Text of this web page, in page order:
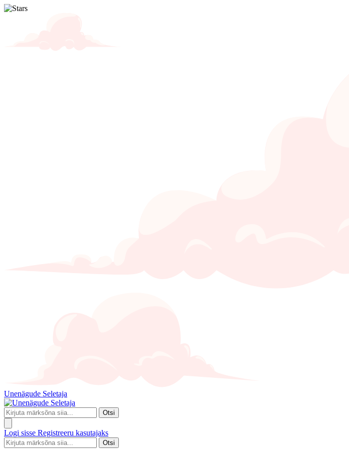
Unenägude Seletaja
Otsi
Logi sisse Registreeru kasutajaks
Otsi